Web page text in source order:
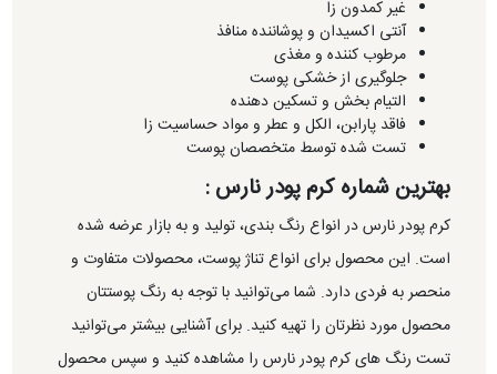
غیر کمدون زا
آنتی اکسیدان و پوشاننده منافذ
مرطوب کننده و مغذی
جلوگیری از خشکی پوست
التیام بخش و تسکین دهنده
فاقد پارابن، الکل و عطر و مواد حساسیت زا
تست شده توسط متخصصان پوست
بهترین شماره کرم پودر نارس :
کرم پودر نارس در انواع رنگ بندی، تولید و به بازار عرضه شده
است. این محصول برای انواع تناژ پوست، محصولات متفاوت و
منحصر به فردی دارد. شما می‌توانید با توجه به رنگ پوستتان
محصول مورد نظرتان را تهیه کنید. برای آشنایی بیشتر می‌توانید
تست رنگ های کرم پودر نارس را مشاهده کنید و سپس محصول